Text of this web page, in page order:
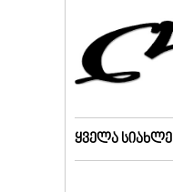
ყველა სიახლე